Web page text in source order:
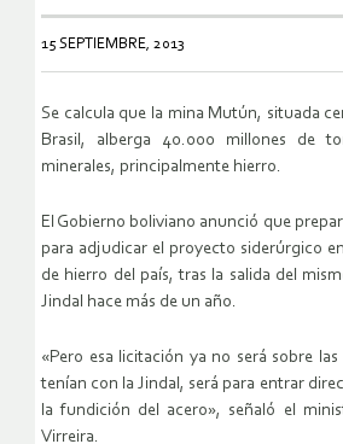
15 SEPTIEMBRE, 2013
Se calcula que la mina Mutún, situada
Brasil, alberga 40.000 millones de
minerales, principalmente hierro.
El Gobierno boliviano anunció que
para adjudicar el proyecto siderúrgico
de hierro del país, tras la salida del
Jindal hace más de un año.
«Pero esa licitación ya no será sobre
tenían con la Jindal, será para entrar
la fundición del acero», señaló el
Virreira.